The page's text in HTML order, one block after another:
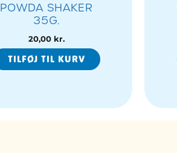
POWDA SHAKER
35G.
20,00 kr.
TILFØJ TIL KURV